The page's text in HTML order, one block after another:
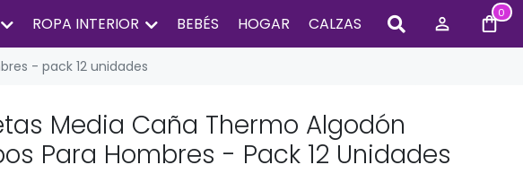
ROPA INTERIOR BEBÉS HOGAR CALZAS
0
- pack 12 unidades
Media Caña Thermo Algodón
Para Hombres - Pack 12 Unidades